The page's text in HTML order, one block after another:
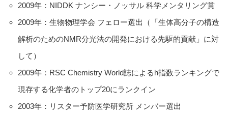
2009年：NIDDK ナンシー・ノッサル 科学メンタリング賞
2009年：生物物理学会 フェロー選出（「生体高分子の構造
解析のためのNMR分光法の開発における先駆的貢献」に対
して）
2009年：RSC Chemistry World誌によるh指数ランキングで
現存する化学者のトップ20にランクイン
2003年：リスター予防医学研究所 メンバー選出